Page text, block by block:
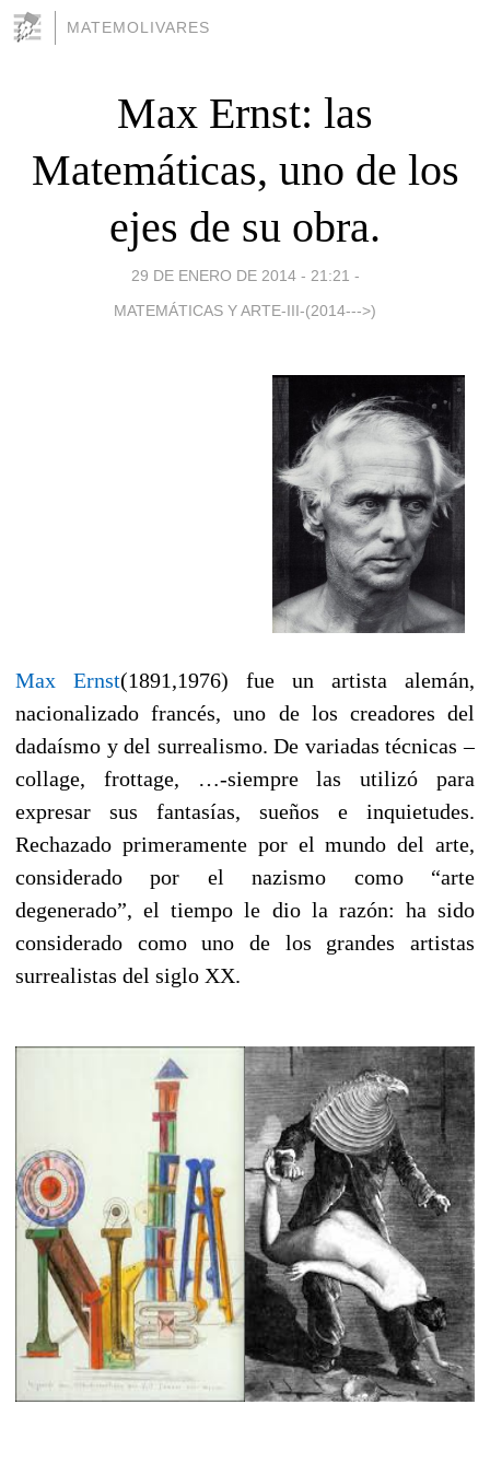
MATEMOLIVARES
Max Ernst: las
Matemáticas, uno de los
ejes de su obra.
29 DE ENERO DE 2014 - 21:21 -
MATEMÁTICAS Y ARTE-III-(2014--->)
Max Ernst(1891,1976) fue un artista alemán,
nacionalizado francés, uno de los creadores del
dadaísmo y del surrealismo. De variadas técnicas –
collage, frottage, …-siempre las utilizó para
expresar sus fantasías, sueños e inquietudes.
Rechazado primeramente por el mundo del arte,
considerado por el nazismo como “arte
degenerado”, el tiempo le dio la razón: ha sido
considerado como uno de los grandes artistas
surrealistas del siglo XX.